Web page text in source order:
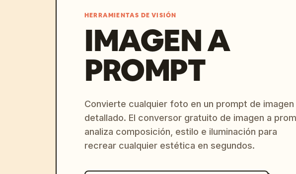
HERRAMIENTAS DE VISIÓN
IMAGEN A
PROMPT
Convierte cualquier foto en un prompt de imagen
detallado. El conversor gratuito de imagen a
analiza composición, estilo e iluminación para
recrear cualquier estética en segundos.